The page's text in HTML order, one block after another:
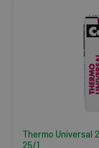
Thermo Universal
25/1